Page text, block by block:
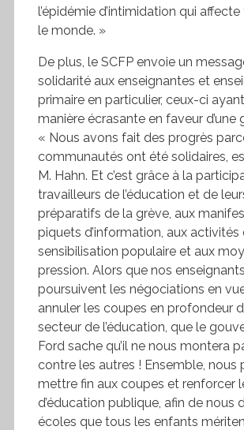
l’épidémie d’intimidation qui
le monde. »
De plus, le SCFP envoie un
solidarité aux enseignantes et
primaire en particulier, ceux-ci
manière écrasante en faveur d’une
« Nous avons fait des progrès
communautés ont été solidaires,
M. Hahn. Et c’est grâce à la
travailleurs de l’éducation et de
préparatifs de la grève, aux
piquets d’information, aux activités
sensibilisation populaire et aux
pression. Alors que nos enseignants
poursuivent les négociations en
annuler les coupes en profondeur
secteur de l’éducation, que le
Ford sache qu’il ne nous montera
contre les autres ! Ensemble, nous
mettre fin aux coupes et renforcer
d’éducation publique, afin de nous
écoles que tous les enfants